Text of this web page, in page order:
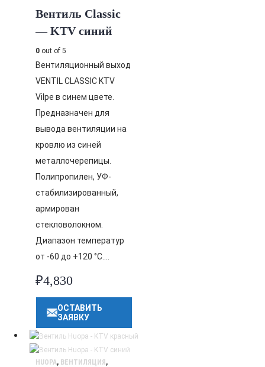
Вентиль Classic
— KTV синий
0 out of 5
Вентиляционный выход
VENTIL CLASSIC KTV
Vilpe в синем цвете.
Предназначен для
вывода вентиляции на
кровлю из синей
металлочерепицы.
Полипропилен, УФ-
стабилизированный,
армирован
стекловолокном.
Диапазон температур
от -60 до +120 °C….
₽4,830
ОСТАВИТЬ
ЗАЯВКУ
HUOPA, ВЕНТИЛЯЦИЯ,